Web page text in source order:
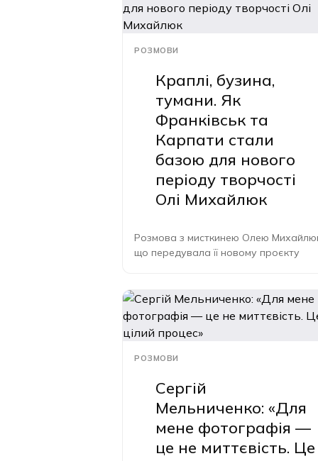
РОЗМОВИ
Краплі, бузина,
тумани. Як
Франківськ та
Карпати стали
базою для нового
періоду творчості
Олі Михайлюк
Розмова з мисткинею Олею
що передувала її новому проєкту
РОЗМОВИ
Сергій
Мельниченко: «Для
мене фотографія —
це не миттєвість. Це